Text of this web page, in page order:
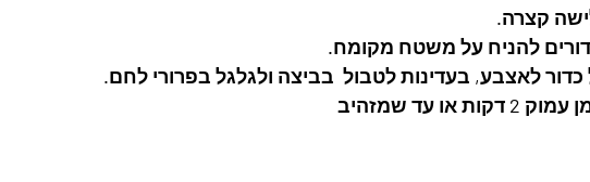
קצרה.
להניח על משטח מקומח.
כדור לאצבע, בעדינות לטבול  בביצה ולגלגל בפרורי לחם.
או עד שמזהיב